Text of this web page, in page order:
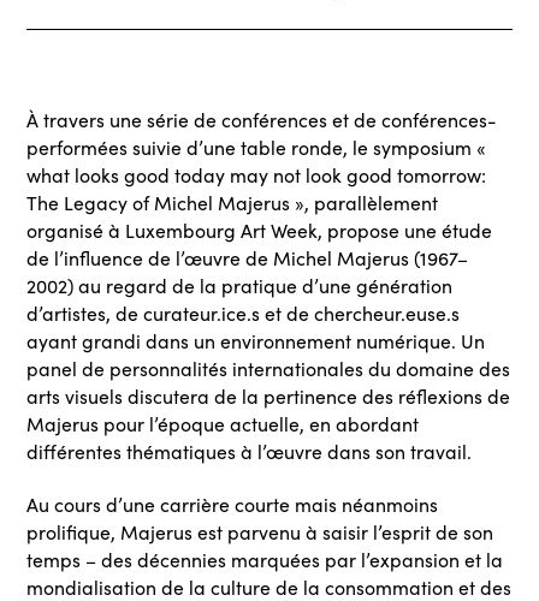
À travers une série de conférences et de conférences-
performées suivie d’une table ronde, le symposium «
what looks good today may not look good tomorrow:
The Legacy of Michel Majerus », parallèlement
organisé à Luxembourg Art Week, propose une étude
de l’influence de l’œuvre de Michel Majerus (1967–
2002) au regard de la pratique d’une génération
d’artistes, de curateur.ice.s et de chercheur.euse.s
ayant grandi dans un environnement numérique. Un
panel de personnalités internationales du domaine des
arts visuels discutera de la pertinence des réflexions de
Majerus pour l’époque actuelle, en abordant
différentes thématiques à l’œuvre dans son travail.
Au cours d’une carrière courte mais néanmoins
prolifique, Majerus est parvenu à saisir l’esprit de son
temps – des décennies marquées par l’expansion et la
mondialisation de la culture de la consommation et des